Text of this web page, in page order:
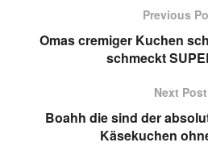
Previous
Omas cremiger Kuchen
schmeckt
Next Post
Boahh die sind der
Käsekuchen